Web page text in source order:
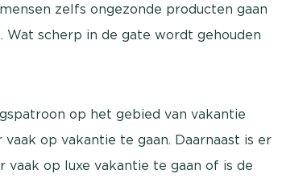
zelfs ongezonde producten gaan
scherp in de gate wordt gehouden
op het gebied van vakantie
op vakantie te gaan. Daarnaast is er
op luxe vakantie te gaan of is de